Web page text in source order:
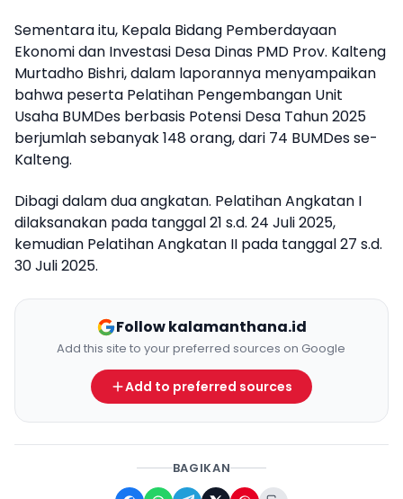
Sementara itu, Kepala Bidang Pemberdayaan
Ekonomi dan Investasi Desa Dinas PMD Prov. Kalteng
Murtadho Bishri, dalam laporannya menyampaikan
bahwa peserta Pelatihan Pengembangan Unit
Usaha BUMDes berbasis Potensi Desa Tahun 2025
berjumlah sebanyak 148 orang, dari 74 BUMDes se-
Kalteng.
Dibagi dalam dua angkatan. Pelatihan Angkatan I
dilaksanakan pada tanggal 21 s.d. 24 Juli 2025,
kemudian Pelatihan Angkatan II pada tanggal 27 s.d.
30 Juli 2025.
Follow kalamanthana.id
Add this site to your preferred sources on Google
Add to preferred sources
BAGIKAN